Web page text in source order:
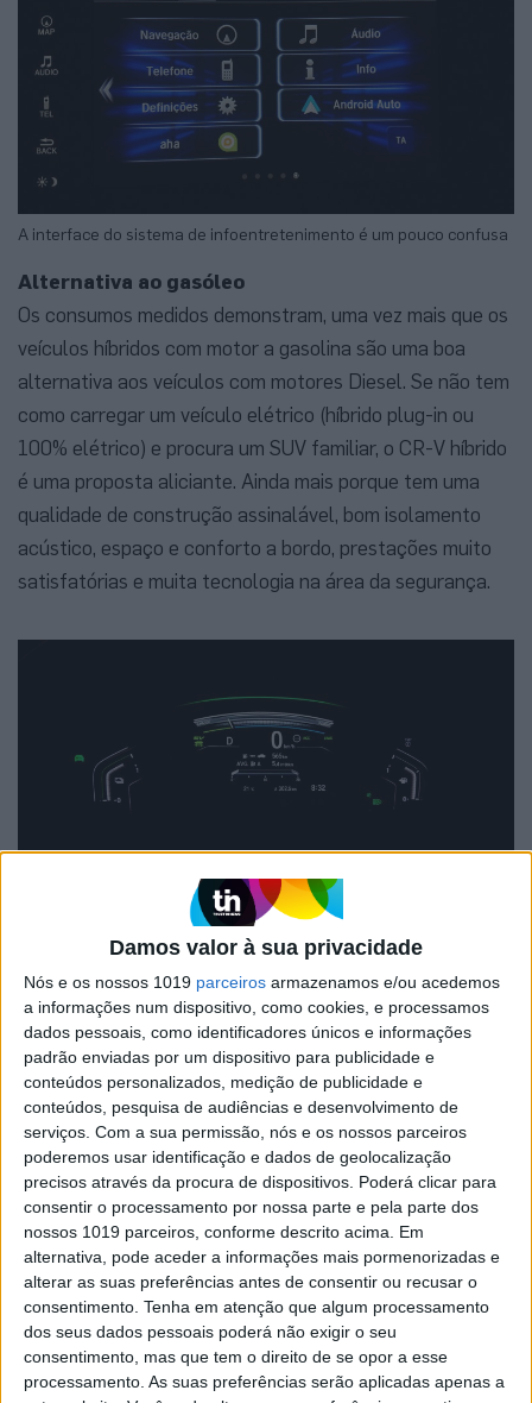
Damos valor à sua privacidade
Nós e os nossos 1019 parceiros armazenamos e/ou acedemos
a informações num dispositivo, como cookies, e processamos
dados pessoais, como identificadores únicos e informações
padrão enviadas por um dispositivo para publicidade e
conteúdos personalizados, medição de publicidade e
conteúdos, pesquisa de audiências e desenvolvimento de
serviços. Com a sua permissão, nós e os nossos parceiros
poderemos usar identificação e dados de geolocalização
precisos através da procura de dispositivos. Poderá clicar para
consentir o processamento por nossa parte e pela parte dos
nossos 1019 parceiros, conforme descrito acima. Em
alternativa, pode aceder a informações mais pormenorizadas e
alterar as suas preferências antes de consentir ou recusar o
consentimento. Tenha em atenção que algum processamento
dos seus dados pessoais poderá não exigir o seu
consentimento, mas que tem o direito de se opor a esse
processamento. As suas preferências serão aplicadas apenas a
A interface do sistema de infoentretenimento é um pouco confusa
Alternativa ao gasóleo
Os consumos medidos demonstram, uma vez mais que os
veículos híbridos com motor a gasolina são uma boa
alternativa aos veículos com motores Diesel. Se não tem
como carregar um veículo elétrico (híbrido plug-in ou
100% elétrico) e procura um SUV familiar, o CR-V híbrido
é uma proposta aliciante. Ainda mais porque tem uma
qualidade de construção assinalável, bom isolamento
acústico, espaço e conforto a bordo, prestações muito
satisfatórias e muita tecnologia na área da segurança.
Pela primeira vez conseguimos um consumo médio bem abaixo do
que foi indicado pela marca: apenas 5,4 l/100 km
Tome Note
Preço:desde €45.400
Características
Potência 145/184 CV (gasolina/elétrico) ○ Binário
175/315 Nm ○ Acel. 0-100 km/h: 9,2 s ○ Vel. máx 180
km/h ○ Consumo indicado: 7,3 l/100 km (medido: 5,4
l/100 km) ○ 4,600xx2,117×1,855 (CxLxA)
InterfaceFraco
NavegaçãoBom
ComunicaçõesBom
Aux. à condução Muito bom